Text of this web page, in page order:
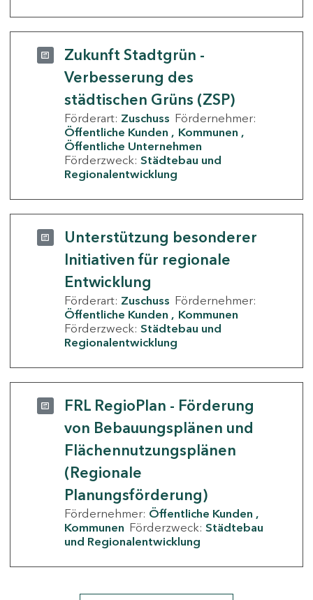
Zukunft Stadtgrün -
Verbesserung des
städtischen Grüns (ZSP)
Förderart: Zuschuss Fördernehmer:
Öffentliche Kunden
Kommunen
Öffentliche Unternehmen
Förderzweck: Städtebau und
Regionalentwicklung
Unterstützung besonderer
Initiativen für regionale
Entwicklung
Förderart: Zuschuss Fördernehmer:
Öffentliche Kunden
Kommunen
Förderzweck: Städtebau und
Regionalentwicklung
FRL RegioPlan - Förderung
von Bebauungsplänen und
Flächennutzungsplänen
(Regionale
Planungsförderung)
Fördernehmer: Öffentliche Kunden
Kommunen Förderzweck: Städtebau
und Regionalentwicklung